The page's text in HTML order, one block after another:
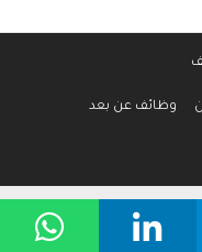
وظائف عن بعد
© 2016-2026
الإستخدام